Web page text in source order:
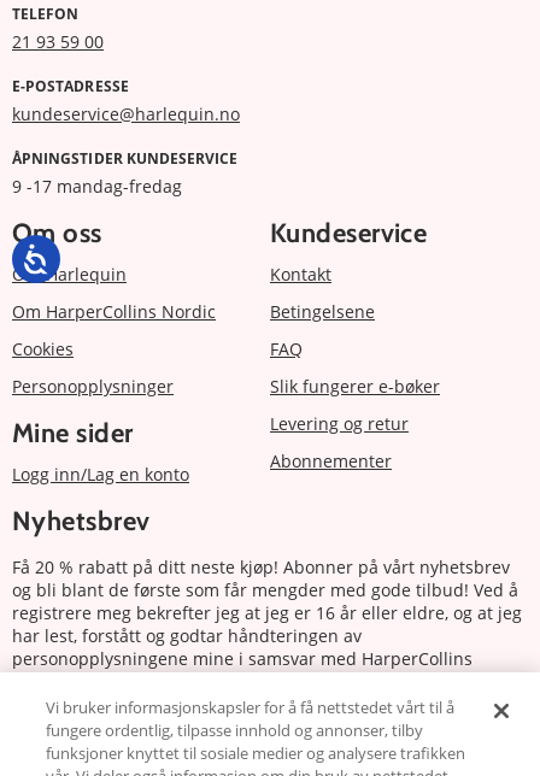
TELEFON
21 93 59 00
E-POSTADRESSE
kundeservice@harlequin.no
ÅPNINGSTIDER KUNDESERVICE
9 -17 mandag-fredag
Om oss
Om Harlequin
Om HarperCollins Nordic
Cookies
Personopplysninger
Mine sider
Logg inn/Lag en konto
Kundeservice
Kontakt
Betingelsene
FAQ
Slik fungerer e-bøker
Levering og retur
Abonnementer
Nyhetsbrev
Få 20 % rabatt på ditt neste kjøp! Abonner på vårt nyhetsbrev
og bli blant de første som får mengder med gode tilbud! Ved å
registrere meg bekrefter jeg at jeg er 16 år eller eldre, og at jeg
har lest, forstått og godtar håndteringen av
personopplysningene mine i samsvar med HarperCollins
Abonnere
Vi bruker informasjonskapsler for å få nettstedet vårt til å
fungere ordentlig, tilpasse innhold og annonser, tilby
funksjoner knyttet til sosiale medier og analysere trafikken